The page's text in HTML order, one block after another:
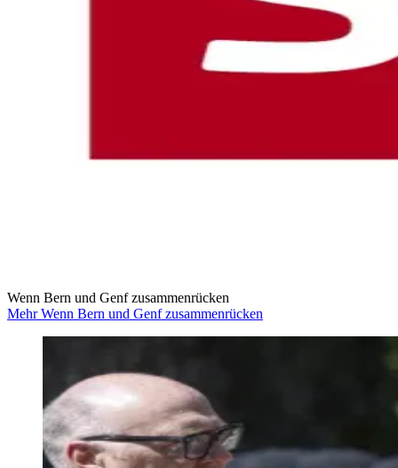
Wenn Bern und Genf zusammenrücken
Mehr Wenn Bern und Genf zusammenrücken